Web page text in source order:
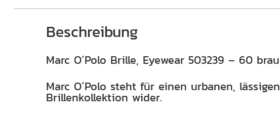
Beschreibung
Marc O´Polo Brille, Eyewear 503239 – 60
Marc O´Polo steht für einen urbanen,
Brillenkollektion wider.